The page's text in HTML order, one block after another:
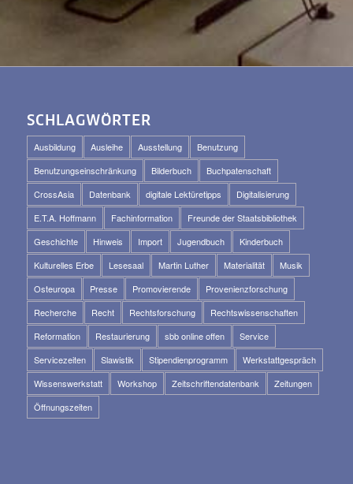
SCHLAGWÖRTER
Ausbildung Ausleihe Ausstellung
Benutzung
Benutzungseinschränkung
Bilderbuch
Buchpatenschaft
CrossAsia
Datenbank digitale Lektüretipps
Digitalisierung
E.T.A. Hoffmann
Fachinformation
Freunde der Staatsbibliothek
Geschichte
Hinweis Import Jugendbuch
Kinderbuch
Kulturelles Erbe
Lesesaal Martin Luther Materialität
Musik
Osteuropa
Presse Promovierende
Provenienzforschung
Recherche
Recht Rechtsforschung
Rechtswissenschaften
Reformation
Restaurierung sbb online offen
Service
Servicezeiten
Slawistik Stipendienprogramm
Werkstattgespräch
Wissenswerkstatt
Workshop Zeitschriftendatenbank
Zeitungen
Öffnungszeiten